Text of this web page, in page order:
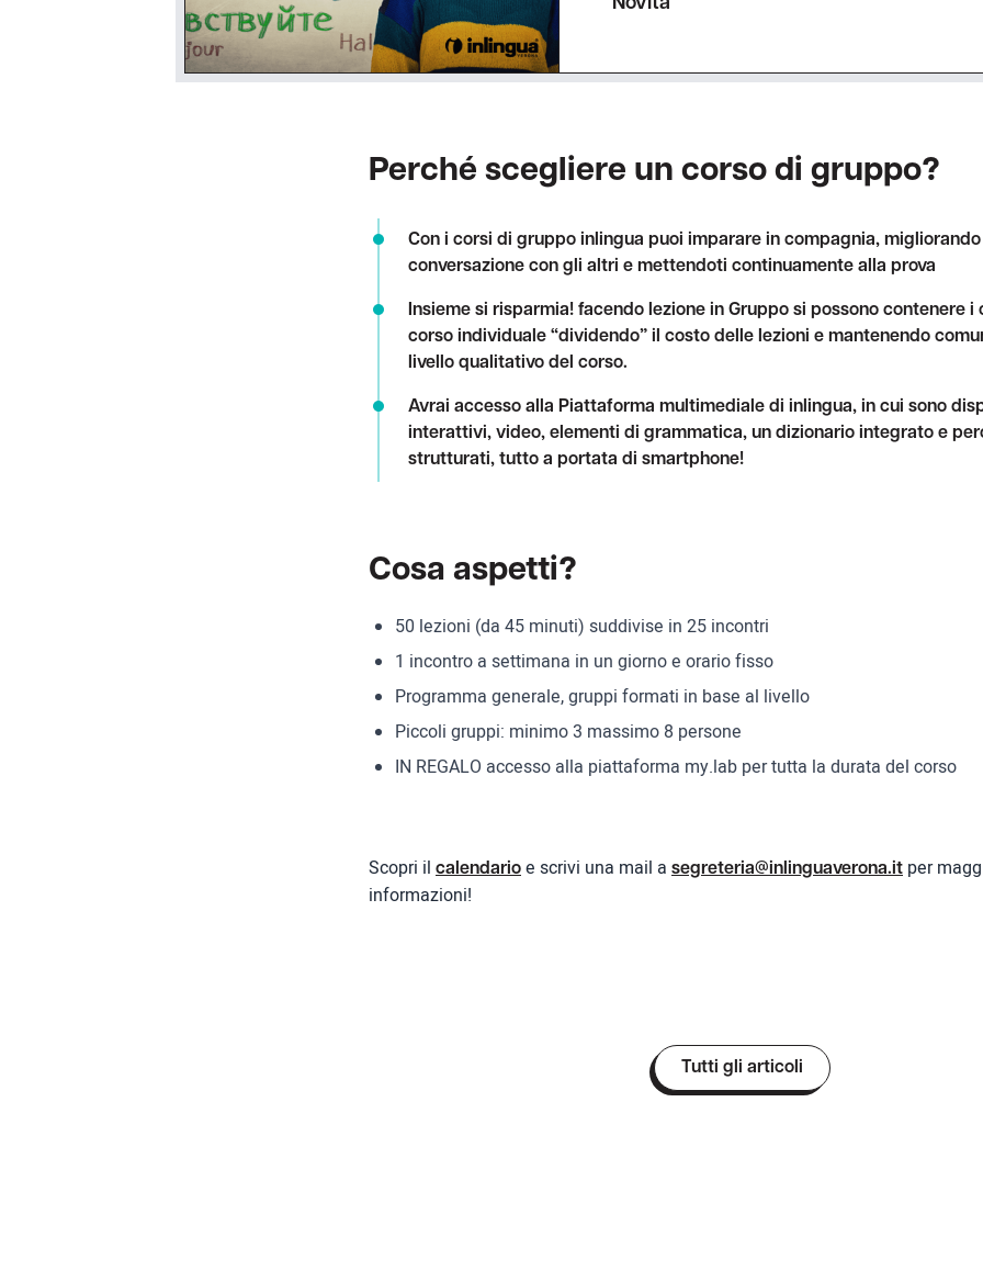
Perché scegliere un corso di gruppo?
Con i corsi di gruppo inlingua puoi imparare in compagnia,
conversazione con gli altri e mettendoti continuamente alla prova
Insieme si risparmia! facendo lezione in Gruppo si possono contenere i
corso individuale “dividendo” il costo delle lezioni e mantenendo
livello qualitativo del corso.
Avrai accesso alla Piattaforma multimediale di inlingua, in cui sono
interattivi, video, elementi di grammatica, un dizionario integrato e
strutturati, tutto a portata di smartphone!
Cosa aspetti?
50 lezioni (da 45 minuti) suddivise in 25 incontri
1 incontro a settimana in un giorno e orario fisso
Programma generale, gruppi formati in base al livello
Piccoli gruppi: minimo 3 massimo 8 persone
IN REGALO accesso alla piattaforma my.lab per tutta la durata del corso
Scopri il calendario e scrivi una mail a segreteria@inlinguaverona.it per
informazioni!
Tutti gli articoli